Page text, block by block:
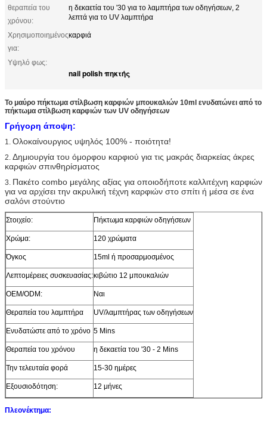
θεραπεία του
χρόνου:
η δεκαετία του '30 για το λαμπτήρα των οδηγήσεων, 2
λεπτά για το UV λαμπτήρα
Χρησιμοποιημένος
για:
καρφιά
Υψηλό φως:
nail polish πηκτής
Το μαύρο πήκτωμα στίλβωση καρφιών μπουκαλιών 10ml ενυδατώνει από το
πήκτωμα στίλβωση καρφιών των UV οδηγήσεων
Γρήγορη άποψη:
1. Ολοκαίνουργιος υψηλός 100% - ποιότητα!
2. Δημιουργία του όμορφου καρφιού για τις μακράς διαρκείας άκρες
καρφιών σπινθηρίσματος
3. Πακέτο combo μεγάλης αξίας για οποιοδήποτε καλλιτέχνη καρφιών
για να αρχίσει την ακρυλική τέχνη καρφιών στο σπίτι ή μέσα σε ένα
σαλόνι στούντιο
Στοιχείο: Πήκτωμα καρφιών οδηγήσεων
Χρώμα: 120 χρώματα
Όγκος 15ml ή προσαρμοσμένος
Λεπτομέρειες συσκευασίας:κιβώτιο 12 μπουκαλιών
OEM/ODM: Ναι
Θεραπεία του λαμπτήρα UV/λαμπτήρας των οδηγήσεων
Ενυδατώστε από το χρόνο 5 Mins
Θεραπεία του χρόνου η δεκαετία του '30 - 2 Mins
Την τελευταία φορά 15-30 ημέρες
Εξουσιοδότηση: 12 μήνες
Πλεονέκτημα: